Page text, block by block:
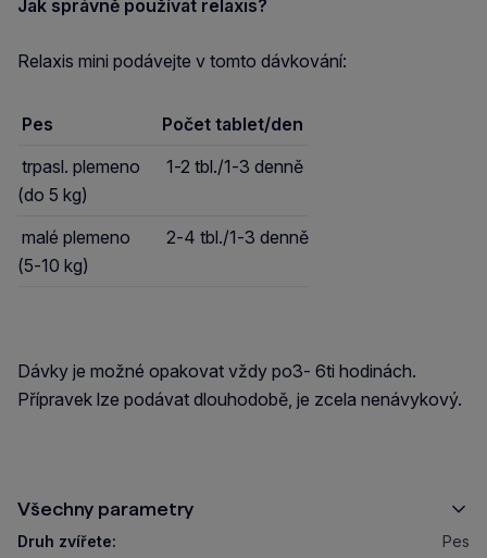
Jak správně používat relaxis?
Relaxis mini podávejte v tomto dávkování:
Pes
Počet tablet/den
trpasl. plemeno
(do 5 kg)
1-2 tbl./1-3 denně
malé plemeno
(5-10 kg)
2-4 tbl./1-3 denně
Dávky je možné opakovat vždy po3- 6ti hodinách.
Přípravek lze podávat dlouhodobě, je zcela nenávykový.
Všechny parametry
Druh zvířete: Pes